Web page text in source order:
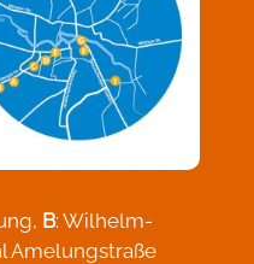
B: Wilhelm-
Amelungstraße